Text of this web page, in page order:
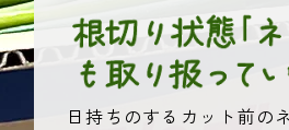
日持ちのするカット前の